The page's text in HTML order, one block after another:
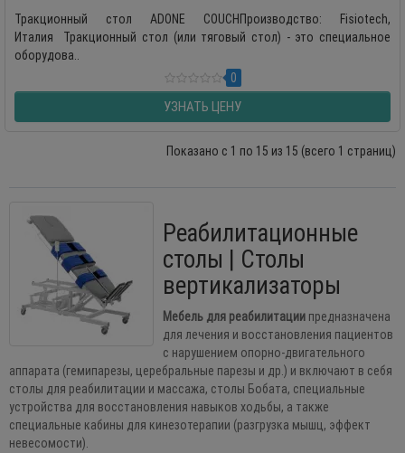
Тракционный стол ADONE COUCHПроизводство: Fisiotech,
Италия Тракционный стол (или тяговый стол) - это специальное
оборудова..
0
УЗНАТЬ ЦЕНУ
Показано с 1 по 15 из 15 (всего 1 страниц)
Реабилитационные
столы | Столы
вертикализаторы
Мебель для реабилитации предназначена
для лечения и восстановления пациентов
с нарушением опорно-двигательного
аппарата (гемипарезы, церебральные парезы и др.) и включают в себя
столы для реабилитации и массажа, столы Бобата, специальные
устройства для восстановления навыков ходьбы, а также
специальные кабины для кинезотерапии (разгрузка мышц, эффект
невесомости).